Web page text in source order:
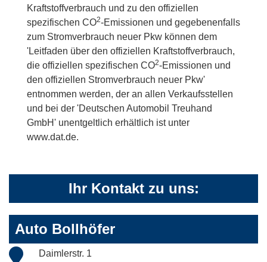
Kraftstoffverbrauch und zu den offiziellen
spezifischen CO2-Emissionen und gegebenenfalls
zum Stromverbrauch neuer Pkw können dem
'Leitfaden über den offiziellen Kraftstoffverbrauch,
die offiziellen spezifischen CO2-Emissionen und
den offiziellen Stromverbrauch neuer Pkw'
entnommen werden, der an allen Verkaufsstellen
und bei der 'Deutschen Automobil Treuhand
GmbH' unentgeltlich erhältlich ist unter
www.dat.de.
Ihr Kontakt zu uns:
Auto Bollhöfer
Daimlerstr. 1